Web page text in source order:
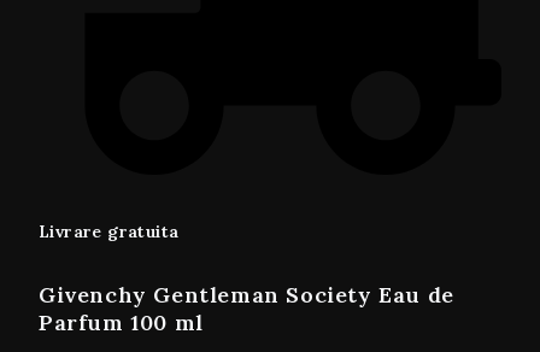
Livrare gratuita
Givenchy Gentleman Society Eau de
Parfum 100 ml